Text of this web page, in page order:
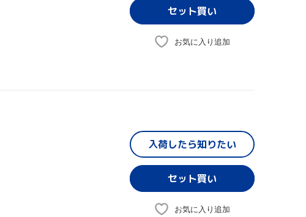
お気に入り追加
入荷したら知りたい
お気に入り追加